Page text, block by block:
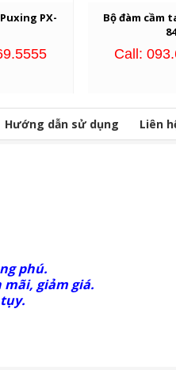
PX-
Bộ đàm cầm
Call:
Hướng dẫn sử dụng Liên
phú.
giảm giá.